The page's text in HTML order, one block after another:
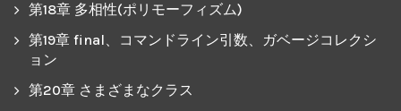
第18章 多相性(ポリモーフィズム)
第19章 final、コマンドライン引数、ガベージコレクシ
ョン
第20章 さまざまなクラス